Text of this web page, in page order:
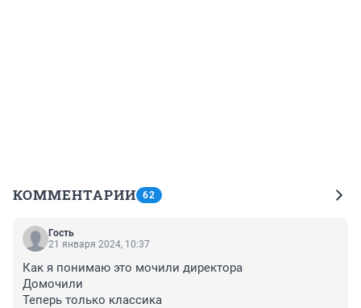
КОММЕНТАРИИ 62
Гость
21 января 2024, 10:37
Как я понимаю это мочили директора
Домочили
Теперь только классика